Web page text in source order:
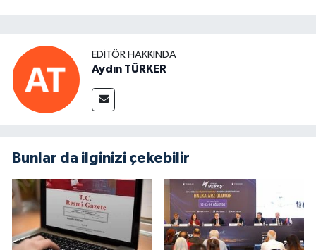
EDITÖR HAKKINDA
Aydın TÜRKER
Bunlar da ilginizi çekebilir